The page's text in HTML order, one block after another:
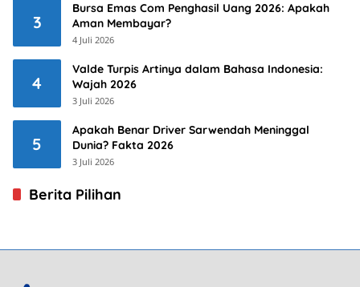
3
Bursa Emas Com Penghasil Uang 2026: Apakah
Aman Membayar?
4 Juli 2026
4
Valde Turpis Artinya dalam Bahasa Indonesia:
Wajah 2026
3 Juli 2026
5
Apakah Benar Driver Sarwendah Meninggal
Dunia? Fakta 2026
3 Juli 2026
Berita Pilihan